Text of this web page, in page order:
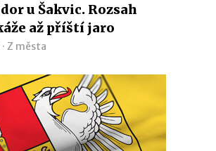
u Šakvic. Rozsah
až příští jaro
Z města